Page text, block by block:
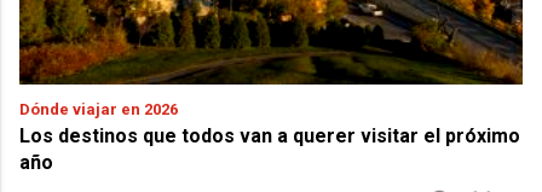
Dónde viajar en 2026
Los destinos que todos van a querer visitar el próximo
año